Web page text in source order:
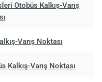
Otobüs Kalkış-Varış
Varış Noktası
Kalkış-Varış Noktası